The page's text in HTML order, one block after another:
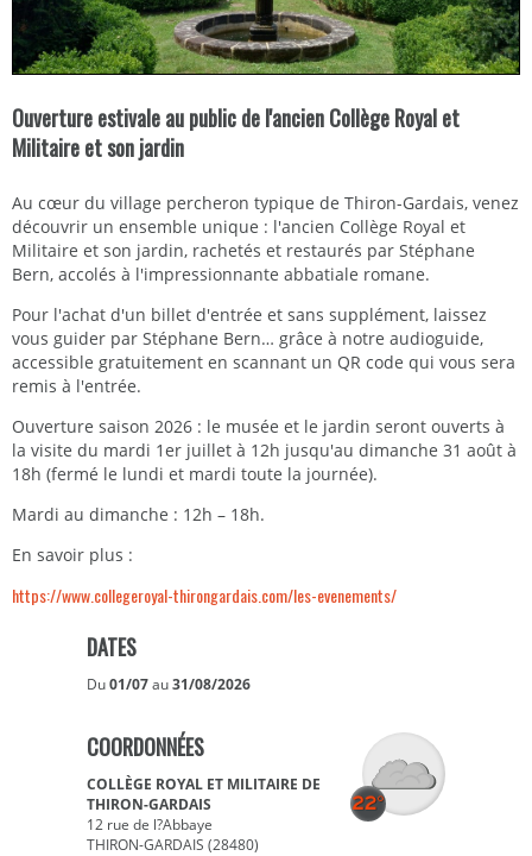
Ouverture estivale au public de l'ancien Collège Royal et
Militaire et son jardin
Au cœur du village percheron typique de Thiron-Gardais, venez
découvrir un ensemble unique : l'ancien Collège Royal et
Militaire et son jardin, rachetés et restaurés par Stéphane
Bern, accolés à l'impressionnante abbatiale romane.
Pour l'achat d'un billet d'entrée et sans supplément, laissez
vous guider par Stéphane Bern… grâce à notre audioguide,
accessible gratuitement en scannant un QR code qui vous sera
remis à l'entrée.
Ouverture saison 2026 : le musée et le jardin seront ouverts à
la visite du mardi 1er juillet à 12h jusqu'au dimanche 31 août à
18h (fermé le lundi et mardi toute la journée).
Mardi au dimanche : 12h – 18h.
En savoir plus :
https://www.collegeroyal-thirongardais.com/les-evenements/
DATES
Du01/07au31/08/2026
COORDONNÉES
COLLÈGE ROYAL ET MILITAIRE DE
THIRON-GARDAIS
12 rue de l?Abbaye
THIRON-GARDAIS (28480)